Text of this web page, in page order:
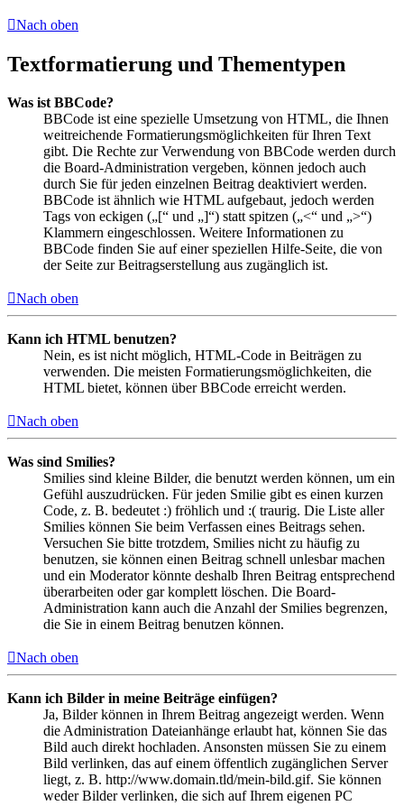
Nach oben
Textformatierung und Thementypen
Was ist BBCode?
BBCode ist eine spezielle Umsetzung von HTML, die Ihnen
weitreichende Formatierungsmöglichkeiten für Ihren Text
gibt. Die Rechte zur Verwendung von BBCode werden durch
die Board-Administration vergeben, können jedoch auch
durch Sie für jeden einzelnen Beitrag deaktiviert werden.
BBCode ist ähnlich wie HTML aufgebaut, jedoch werden
Tags von eckigen („[“ und „]“) statt spitzen („<“ und „>“)
Klammern eingeschlossen. Weitere Informationen zu
BBCode finden Sie auf einer speziellen Hilfe-Seite, die von
der Seite zur Beitragserstellung aus zugänglich ist.
Nach oben
Kann ich HTML benutzen?
Nein, es ist nicht möglich, HTML-Code in Beiträgen zu
verwenden. Die meisten Formatierungsmöglichkeiten, die
HTML bietet, können über BBCode erreicht werden.
Nach oben
Was sind Smilies?
Smilies sind kleine Bilder, die benutzt werden können, um ein
Gefühl auszudrücken. Für jeden Smilie gibt es einen kurzen
Code, z. B. bedeutet :) fröhlich und :( traurig. Die Liste aller
Smilies können Sie beim Verfassen eines Beitrags sehen.
Versuchen Sie bitte trotzdem, Smilies nicht zu häufig zu
benutzen, sie können einen Beitrag schnell unlesbar machen
und ein Moderator könnte deshalb Ihren Beitrag entsprechend
überarbeiten oder gar komplett löschen. Die Board-
Administration kann auch die Anzahl der Smilies begrenzen,
die Sie in einem Beitrag benutzen können.
Nach oben
Kann ich Bilder in meine Beiträge einfügen?
Ja, Bilder können in Ihrem Beitrag angezeigt werden. Wenn
die Administration Dateianhänge erlaubt hat, können Sie das
Bild auch direkt hochladen. Ansonsten müssen Sie zu einem
Bild verlinken, das auf einem öffentlich zugänglichen Server
liegt, z. B. http://www.domain.tld/mein-bild.gif. Sie können
weder Bilder verlinken, die sich auf Ihrem eigenen PC